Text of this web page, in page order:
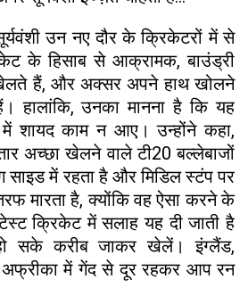
उन नए दौर के क्रिकेटरों में से
के हिसाब से आक्रामक, बाउंड्री
हैं, और अक्सर अपने हाथ खोलने
हालांकि, उनका मानना ​​है कि यह
शायद काम न आए। उन्होंने कहा,
अच्छा खेलने वाले टी20 बल्लेबाजों
साइड में रहता है और मिडिल स्टंप पर
मारता है, क्योंकि वह ऐसा करने के
क्रिकेट में सलाह यह दी जाती है
सके करीब जाकर खेलें। इंग्लैंड,
अफ्रीका में गेंद से दूर रहकर आप रन